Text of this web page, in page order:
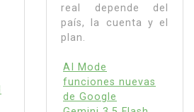
real depende del
país, la cuenta y el
plan.
AI Mode
funciones nuevas
de Google